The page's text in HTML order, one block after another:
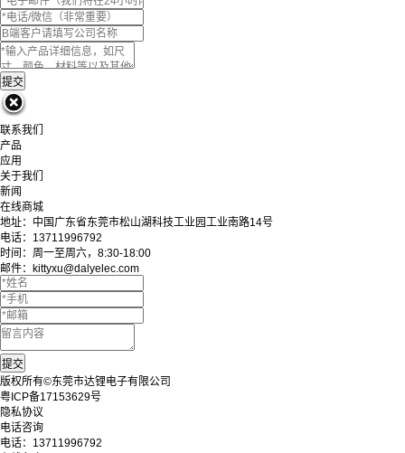
联系我们
产品
应用
关于我们
新闻
在线商城
地址：中国广东省东莞市松山湖科技工业园工业南路14号
电话：13711996792
时间：周一至周六，8:30-18:00
邮件：kittyxu@dalyelec.com
版权所有©东莞市达锂电子有限公司
粤ICP备17153629号
隐私协议
电话咨询
电话： 13711996792